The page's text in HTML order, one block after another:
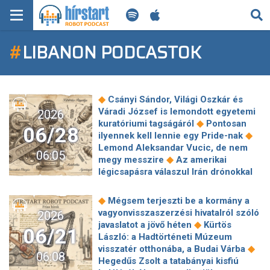
KERESÉS
KEZDŐLAP
FRISS HÍREK
TECH HÍREK
FILM-ZENE-SZÓRAKOZÁS
PLAYLIST
MI AZ A ROBOT PODCAST?
#LIBANON PODCASTOK
2026
06/28
06:05
◆ Csányi Sándor, Világi Oszkár és
Váradi József is lemondott egyetemi
kuratóriumi tagságáról ◆ Pontosan
ilyennek kell lennie egy Pride-nak ◆
Lemond Aleksandar Vucic, de nem
megy messzire ◆ Az amerikai
légicsapásra válaszul Irán drónokkal
forradalom a cégeknél: így dolgozik
ma a Z és Y generáció◆ Budapesti
cukrászda nyerte az Év Fagylaltja díjat
◆Nagy Ervin: Nem akartam, hogy én
legyek a Tiszának az Eperjes Károlya
◆
Két tiltakozó felvonulást is tartottak
2026
06/21
06:08
◆ Mégsem terjeszti be a kormány a
vagyonvisszaszerzési hivatalról szóló
javaslatot a jövő héten ◆ Kürtös
László: a Hadtörténeti Múzeum
visszatér otthonába, a Budai Várba ◆
Hegedűs Zsolt a tatabányai kisfiú